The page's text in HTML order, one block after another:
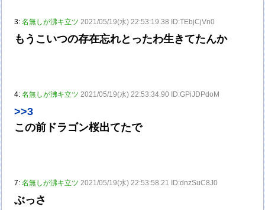
3:名無しが沸キ立ツ 2021/05/19(水) 22:53:19.38 ID:TEbjCjVn0
もうこいつの存在忘れとったわ生きてたんか
4:名無しが沸キ立ツ 2021/05/19(水) 22:53:34.90 ID:GPiJDPdoM
>>3
この前ドラゴン桜出てたで
7:名無しが沸キ立ツ 2021/05/19(水) 22:53:58.21 ID:dnzSuC8J0
ぶっさ